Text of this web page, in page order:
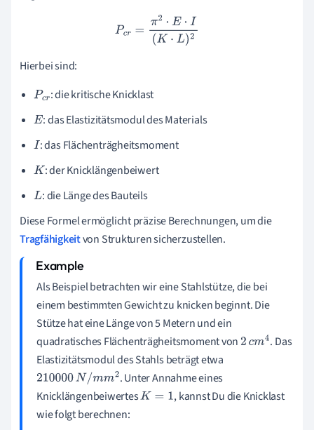
P
2⋅E⋅ I( K⋅L) 2
Hierbei sind:
Pcr: die kritische Knicklast
E : das Elastizitätsmodul des Materials
I : das Flächenträgheitsmoment
K : der Knicklängenbeiwert
L: die Länge des Bauteils
Diese Formel ermöglicht präzise Berechnungen, um die
Tragfähigkeitvon Strukturen sicherzustellen.
Als Beispiel betrachten wir eine Stahlstütze, die bei
einem bestimmten Gewicht zu knicken beginnt. Die
Stütze hat eine Länge von 5 Metern und ein
quadratisches Flächenträgheitsmoment von 2cm4 . Das
Elastizitätsmodul des Stahls beträgt etwa
210000N/mm2
. Unter Annahme eines
KnicklängenbeiwertesK= 1
, kannst Du die Knicklast
wie folgt berechnen: